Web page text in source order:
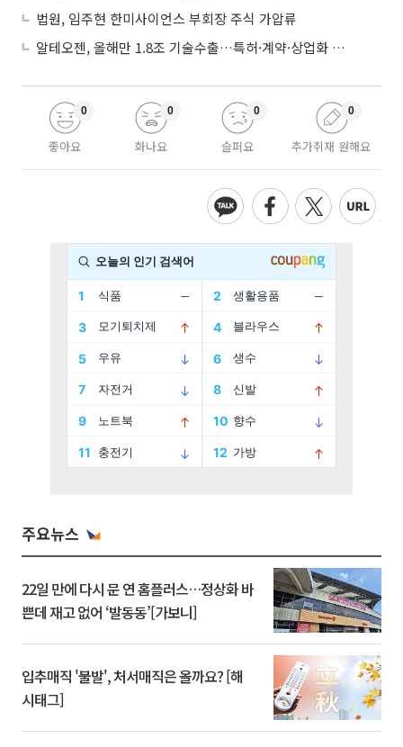
법원, 임주현 한미사이언스 부회장 주식 가압류
알테오젠, 올해만 1.8조 기술수출…특허·계약·상업화 ‘삼박자’
좋아요
0
화나요
0
슬퍼요
0
추가취재 원해요
0
주요뉴스
22일 만에 다시 문 연 홈플러스…정상화 바
쁜데 재고 없어 ‘발동동’[가보니]
입추매직 '불발', 처서매직은 올까요? [해
시태그]